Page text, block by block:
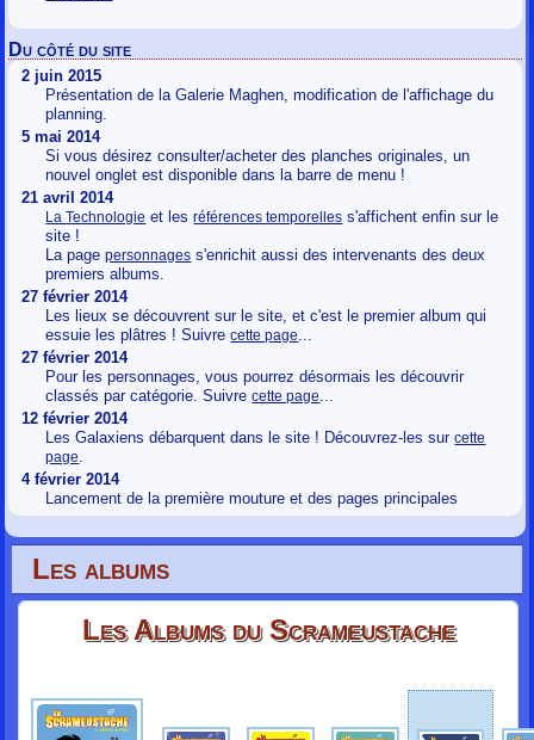
Du côté du site
2 juin 2015
Présentation de la Galerie Maghen, modification de l'affichage du
planning.
5 mai 2014
Si vous désirez consulter/acheter des planches originales, un
nouvel onglet est disponible dans la barre de menu !
21 avril 2014
La Technologie et lesréférences temporelles s'affichent enfin sur le
site !
La pagepersonnages s'enrichit aussi des intervenants des deux
premiers albums.
27 février 2014
Les lieux se découvrent sur le site, et c'est le premier album qui
essuie les plâtres ! Suivrecette page...
27 février 2014
Pour les personnages, vous pourrez désormais les découvrir
classés par catégorie. Suivrecette page...
12 février 2014
Les Galaxiens débarquent dans le site ! Découvrez-les surcette
page.
4 février 2014
Lancement de la première mouture et des pages principales
Les albums
Les Albums du Scrameustache